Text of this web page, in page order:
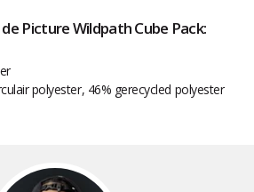
Picture Wildpath Cube Pack:
polyester, 46% gerecycled polyester